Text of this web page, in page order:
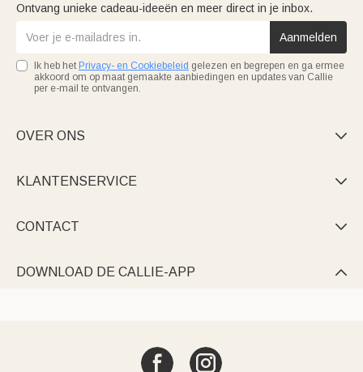
Ontvang unieke cadeau-ideeën en meer direct in je inbox.
Aanmelden
Ik heb het Privacy- en Cookiebeleid gelezen en begrepen en ga ermee
akkoord om op maat gemaakte aanbiedingen en updates van Callie
per e-mail te ontvangen.
OVER ONS 
KLANTENSERVICE 
CONTACT 
DOWNLOAD DE CALLIE-APP 